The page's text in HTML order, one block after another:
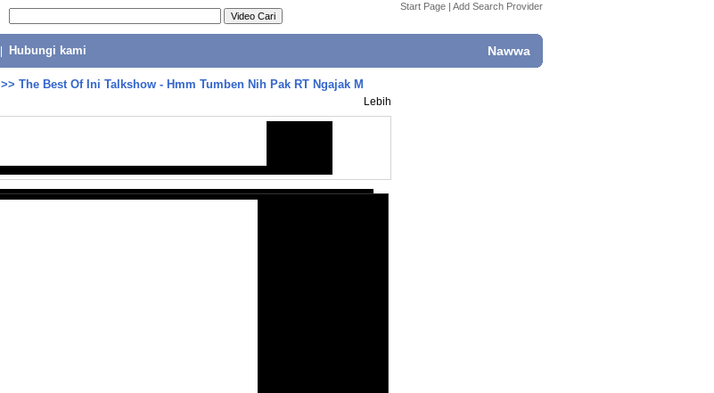
Start Page | Add Search Provider
Hubungi kami Nawwa
>> The Best Of Ini Talkshow - Hmm Tumben Nih Pak RT Ngajak M
Lebih